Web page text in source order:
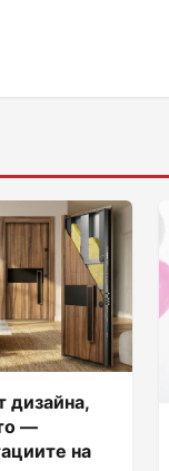
дизайна,
—
на